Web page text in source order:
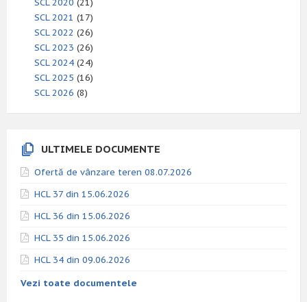
SCL 2020 (21)
SCL 2021 (17)
SCL 2022 (26)
SCL 2023 (26)
SCL 2024 (24)
SCL 2025 (16)
SCL 2026 (8)
ULTIMELE DOCUMENTE
Ofertă de vânzare teren 08.07.2026
HCL 37 din 15.06.2026
HCL 36 din 15.06.2026
HCL 35 din 15.06.2026
HCL 34 din 09.06.2026
Vezi toate documentele